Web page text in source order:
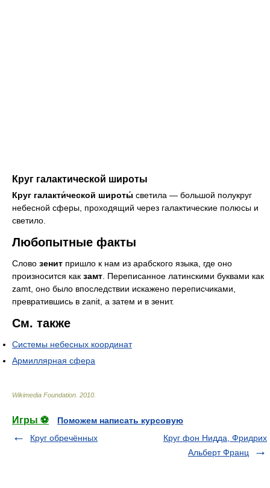
Круг галактической широты
Круг галакти́ческой широты́ светила — большой полукруг
небесной сферы, проходящий через галактические полюсы и
светило.
Любопытные факты
Слово зенит пришло к нам из арабского языка, где оно
произносится как замт . Переписанное латинскими буквами как
zamt, оно было впоследствии искажено переписчиками,
превратившись в zanit, а затем и в зенит.
См. также
Системы небесных координат
Армиллярная сфера
Wikimedia Foundation 2010
Игры ⚽
Поможем написать курсовую
Круг обречённых
Круг фон Нидда, Фридрих
Альберт Франц